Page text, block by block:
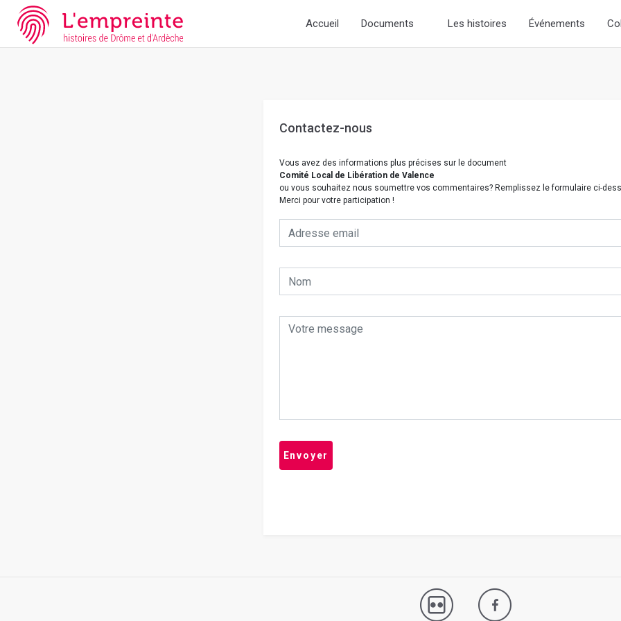
Array ( [slug] => nous-contacter [doc] => B26362101_1AFF_004 )
Accueil Documents Les histoires Événements
Contactez-nous
Vous avez des informations plus précises sur le document
Comité Local de Libération de Valence
ou vous souhaitez nous soumettre vos commentaires? Remplissez le formulaire ci-
Merci pour votre participation !